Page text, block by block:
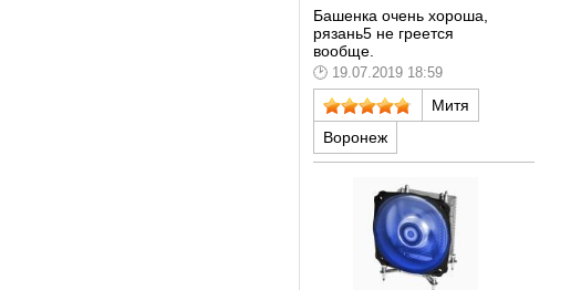
Башенка очень хороша,
рязань5 не греется
вообще.
19.07.2019 18:59
Митя
Воронеж